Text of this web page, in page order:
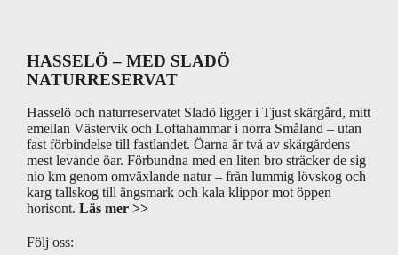
HASSELÖ – MED SLADÖ
NATURRESERVAT
Hasselö och naturreservatet Sladö ligger i Tjust skärgård, mitt
emellan Västervik och Loftahammar i norra Småland – utan
fast förbindelse till fastlandet. Öarna är två av skärgårdens
mest levande öar. Förbundna med en liten bro sträcker de sig
nio km genom omväxlande natur – från lummig lövskog och
karg tallskog till ängsmark och kala klippor mot öppen
horisont. Läs mer >>
Följ oss: